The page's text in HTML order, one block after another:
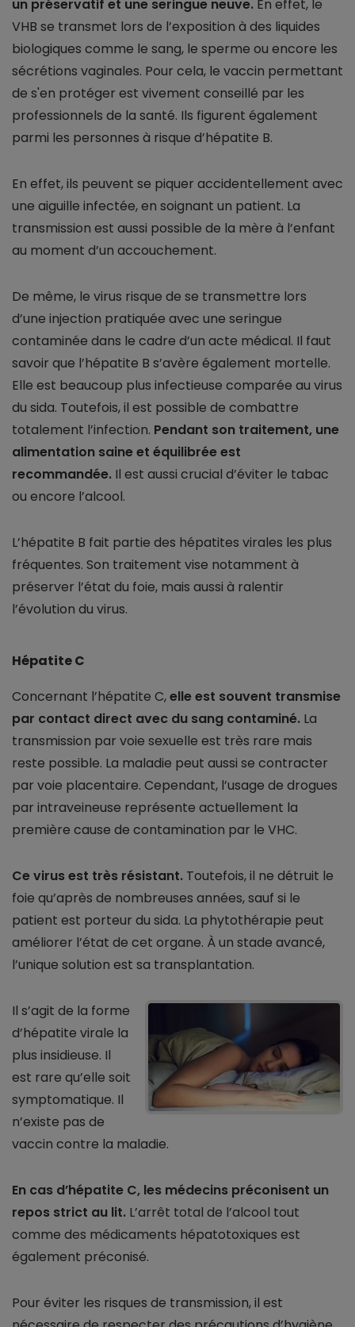
un préservatif et une seringue neuve. En effet, le
VHB se transmet lors de l’exposition à des liquides
biologiques comme le sang, le sperme ou encore les
sécrétions vaginales. Pour cela, le vaccin permettant
de s'en protéger est vivement conseillé par les
professionnels de la santé. Ils figurent également
parmi les personnes à risque d’hépatite B.
En effet, ils peuvent se piquer accidentellement avec
une aiguille infectée, en soignant un patient. La
transmission est aussi possible de la mère à l’enfant
au moment d’un accouchement.
De même, le virus risque de se transmettre lors
d’une injection pratiquée avec une seringue
contaminée dans le cadre d’un acte médical. Il faut
savoir que l’hépatite B s’avère également mortelle.
Elle est beaucoup plus infectieuse comparée au virus
du sida. Toutefois, il est possible de combattre
totalement l’infection. Pendant son traitement, une
alimentation saine et équilibrée est
recommandée. Il est aussi crucial d’éviter le tabac
ou encore l’alcool.
L’hépatite B fait partie des hépatites virales les plus
fréquentes. Son traitement vise notamment à
préserver l’état du foie, mais aussi à ralentir
l’évolution du virus.
Hépatite C
Concernant l’hépatite C,elle est souvent transmise
par contact direct avec du sang contaminé. La
transmission par voie sexuelle est très rare mais
reste possible. La maladie peut aussi se contracter
par voie placentaire. Cependant, l’usage de drogues
par intraveineuse représente actuellement la
première cause de contamination par le VHC.
Ce virus est très résistant. Toutefois, il ne détruit le
foie qu’après de nombreuses années, sauf si le
patient est porteur du sida. La phytothérapie peut
améliorer l’état de cet organe. À un stade avancé,
l’unique solution est sa transplantation.
Il s’agit de la forme
d’hépatite virale la
plus insidieuse. Il
est rare qu’elle soit
symptomatique. Il
n’existe pas de
vaccin contre la maladie.
En cas d’hépatite C, les médecins préconisent un
repos strict au lit. L’arrêt total de l’alcool tout
comme des médicaments hépatotoxiques est
également préconisé.
Pour éviter les risques de transmission, il est